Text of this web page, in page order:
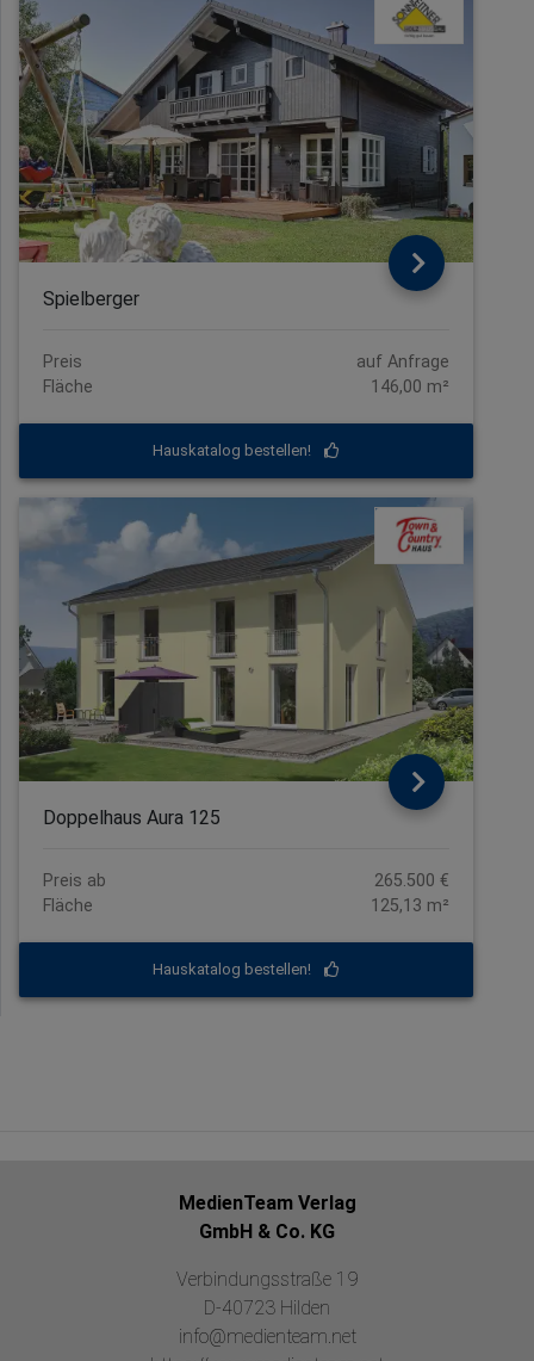
Spielberger
Preis
auf Anfrage
Fläche
146,00 m²
Hauskatalog bestellen!
Doppelhaus Aura 125
Preis ab
265.500 €
Fläche
125,13 m²
Hauskatalog bestellen!
MedienTeam Verlag
GmbH & Co. KG
Verbindungsstraße 19
D-40723 Hilden
info@medienteam.net